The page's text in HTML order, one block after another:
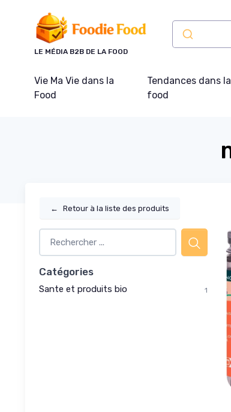
LE MÉDIA B2B DE LA FOOD
Vie Ma Vie dans la
Food
Tendances dans la
food
← Retour à la liste des produits
Catégories
Sante et produits bio 1